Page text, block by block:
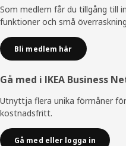
Som medlem får du tillgång till
funktioner och små
Bli medlem här
Gå med i IKEA Business
Utnyttja flera unika förmåner
kostnadsfritt.
Gå med eller logga in